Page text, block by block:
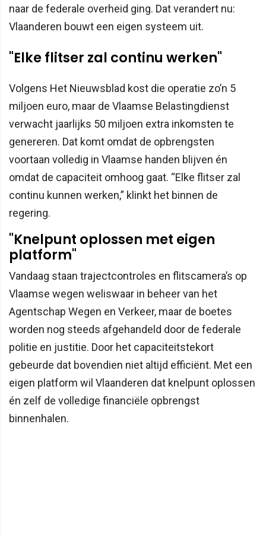
naar de federale overheid ging. Dat verandert nu:
Vlaanderen bouwt een eigen systeem uit.
"Elke flitser zal continu werken"
Volgens Het Nieuwsblad kost die operatie zo’n 5
miljoen euro, maar de Vlaamse Belastingdienst
verwacht jaarlijks 50 miljoen extra inkomsten te
genereren. Dat komt omdat de opbrengsten
voortaan volledig in Vlaamse handen blijven én
omdat de capaciteit omhoog gaat. “Elke flitser zal
continu kunnen werken,” klinkt het binnen de
regering.
"Knelpunt oplossen met eigen
platform"
Vandaag staan trajectcontroles en flitscamera’s op
Vlaamse wegen weliswaar in beheer van het
Agentschap Wegen en Verkeer, maar de boetes
worden nog steeds afgehandeld door de federale
politie en justitie. Door het capaciteitstekort
gebeurde dat bovendien niet altijd efficiënt. Met een
eigen platform wil Vlaanderen dat knelpunt oplossen
én zelf de volledige financiële opbrengst
binnenhalen.